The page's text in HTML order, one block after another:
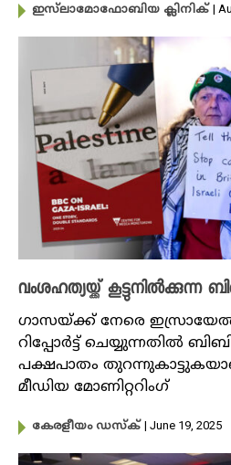
ഇസ്‌ലാമോഫോബിയ ക്ലിനിക് |
വംശഹത്യയ്ക്ക് കൂട്ടുനിൽക്കുന്ന
ഗാസയ്‌ക്ക് നേരെ
റിപ്പോർട്ട് ചെയ്യുന്നതിൽ
പക്ഷപാതം
മീഡിയ മോണിറ്ററിംഗ്
കേരളീയം ഡസ്ക് | June 19, 2025